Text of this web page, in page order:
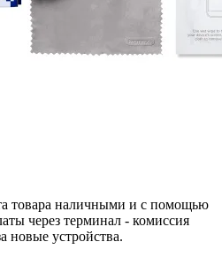
товара наличными и с помощью
через терминал - комиссия
новые устройства.